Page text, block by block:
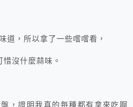
道，所以拿了一些嚐嚐看，
沒什麼蒜味。
，證明我真的每種都有拿來吃啊